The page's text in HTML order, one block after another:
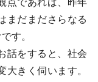
点であれば、昨年
まだまださらなる
す。
話をすると、社会
きく伺います。